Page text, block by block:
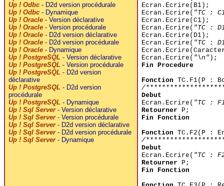
Up ! Odbc- D2d version procédurale
Up ! Odbc- Dynamique
Up ! Oracle- Version déclarative
Up ! Oracle- Version procédurale
Up ! Oracle- D2d version déclarative
Up ! Oracle- D2d version procédurale
Up ! Oracle- Dynamique
Up ! PostgreSQL - Version déclarative
Up ! PostgreSQL - Version procédurale
Up ! PostgreSQL - D2d version
déclarative
Up ! PostgreSQL - D2d version
procédurale
Up ! PostgreSQL - Dynamique
Up ! Sql Server- Version déclarative
Up ! Sql Server- Version procédurale
Up ! Sql Server- D2d version déclarative
Up ! Sql Server- D2d version procédurale
Up ! Sql Server- Dynamique
Ecran.Ecrire(B1);
Ecran.Ecrire( "TC :
Ecran.Ecrire(C1);
Ecran.Ecrire( "TC :
Ecran.Ecrire(D1);
Ecran.Ecrire( "TC :
Ecran.Ecrire( "\n" );
Fin Procedure
Fonction TC.F1(P :
/
Debut
Ecran.Ecrire( "TC :
Retourner P;
Fin Fonction
Fonction TC.F2(P :
/
Debut
Ecran.Ecrire( "TC :
Retourner P;
Fin Fonction